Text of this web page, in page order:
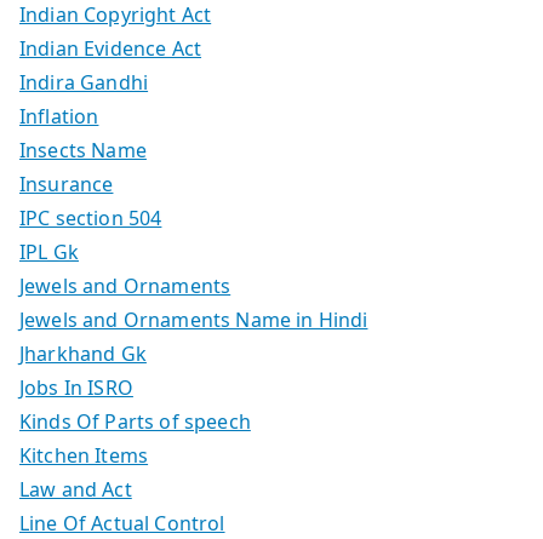
Indian Copyright Act
Indian Evidence Act
Indira Gandhi
Inflation
Insects Name
Insurance
IPC section 504
IPL Gk
Jewels and Ornaments
Jewels and Ornaments Name in Hindi
Jharkhand Gk
Jobs In ISRO
Kinds Of Parts of speech
Kitchen Items
Law and Act
Line Of Actual Control